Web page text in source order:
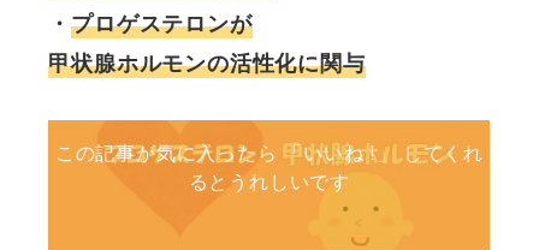
・プロゲステロンが
甲状腺ホルモンの活性化に関与
この記事が気に入ったら 「いいね !」 してくれ
るとうれしいです